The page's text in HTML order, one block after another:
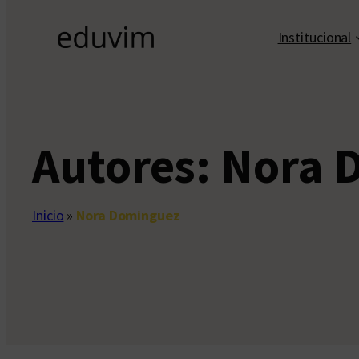
Institucional
Autores: Nora
Inicio » Nora Dominguez